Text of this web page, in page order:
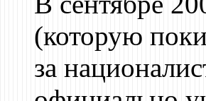
(которую
за